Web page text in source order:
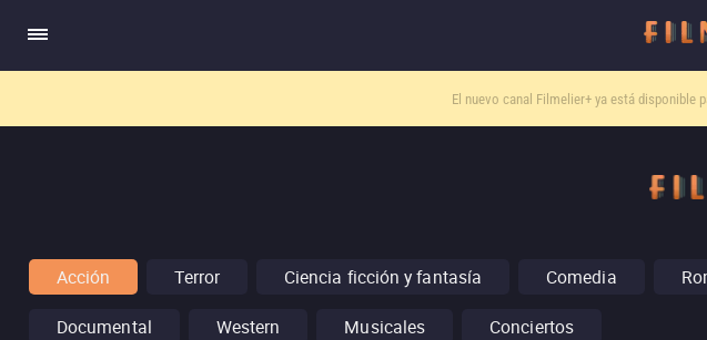
El nuevo canal Filmelier+ya está disponible
Acción Terror Ciencia ficción y fantasía Comedia
Documental Western Musicales Conciertos